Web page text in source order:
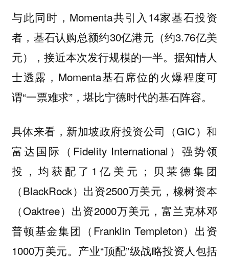
与此同时，Momenta共引入14家基石投资
者，基石认购总额约30亿港元（约3.76亿美
元），接近本次发行规模的一半。据知情人
士透露，Momenta基石席位的火爆程度可
谓“一票难求”，堪比宁德时代的基石阵容。
具体来看，新加坡政府投资公司（GIC）和
富达国际（Fidelity International）强势领
投，均获配了1亿美元；贝莱德集团
（BlackRock）出资2500万美元，橡树资本
（Oaktree）出资2000万美元，富兰克林邓
普顿基金集团（Franklin Templeton）出资
1000万美元。产业“顶配”级战略投资人包括